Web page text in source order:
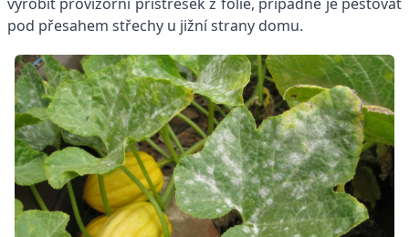
pod přesahem střechy u jižní strany domu.